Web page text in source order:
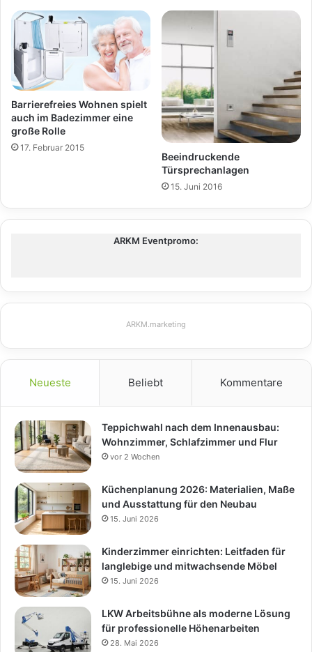
Barrierefreies Wohnen spielt
auch im Badezimmer eine
große Rolle
17. Februar 2015
Beeindruckende
Türsprechanlagen
15. Juni 2016
ARKM Eventpromo:
ARKM.marketing
Neueste Beliebt Kommentare
Teppichwahl nach dem Innenausbau:
Wohnzimmer, Schlafzimmer und Flur
vor 2 Wochen
Küchenplanung 2026: Materialien, Maße
und Ausstattung für den Neubau
15. Juni 2026
Kinderzimmer einrichten: Leitfaden für
langlebige und mitwachsende Möbel
15. Juni 2026
LKW Arbeitsbühne als moderne Lösung
für professionelle Höhenarbeiten
28. Mai 2026